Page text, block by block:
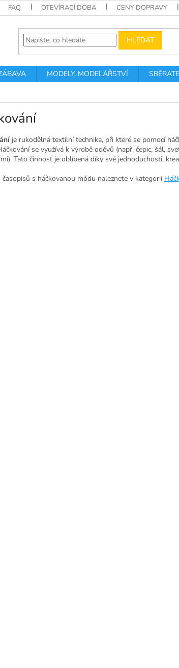
FAQ OTEVÍRACÍ DOBA CENY DOPRAVY
HLEDAT
MODELY, MODELÁŘSTVÍ
je rukodělná textilní technika, při které se pomocí
se využívá k výrobě oděvů (např. čepic, šál,
Tato činnost je oblíbená díky své jednoduchosti,
časopisů s háčkovanou módu naleznete v kategorii